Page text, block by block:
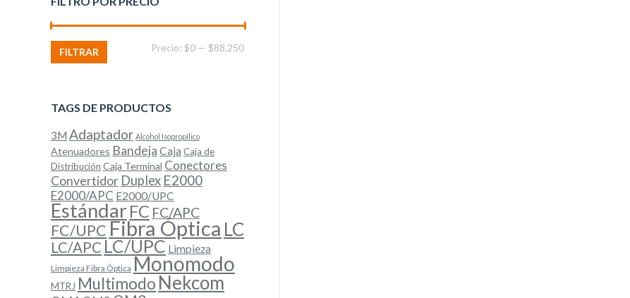
Precio
Precio
FILTRAR Precio: $0 — $88,250
TAGS DE PRODUCTOS
3M Adaptador Alcohol Isopropílico
Atenuadores Bandeja Caja Caja de
Distribución Caja Terminal Conectores
Convertidor Duplex E2000
E2000/APC E2000/UPC
EstándarFC FC/APC
FC/UPCFibra Óptica LC
LC/APC LC/UPC Limpieza
Limpieza Fibra Óptica Monomodo
MTRJ Multimodo Nekcom